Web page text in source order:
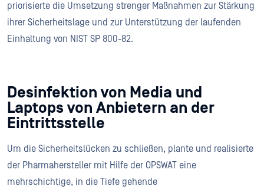
priorisierte die Umsetzung strenger Maßnahmen zur Stärkung
ihrer Sicherheitslage und zur Unterstützung der laufenden
Einhaltung von NIST SP 800-82.
Desinfektion von Media und
Laptops von Anbietern an der
Eintrittsstelle
Um die Sicherheitslücken zu schließen, plante und realisierte
der Pharmahersteller mit Hilfe der OPSWAT eine
mehrschichtige, in die Tiefe gehende